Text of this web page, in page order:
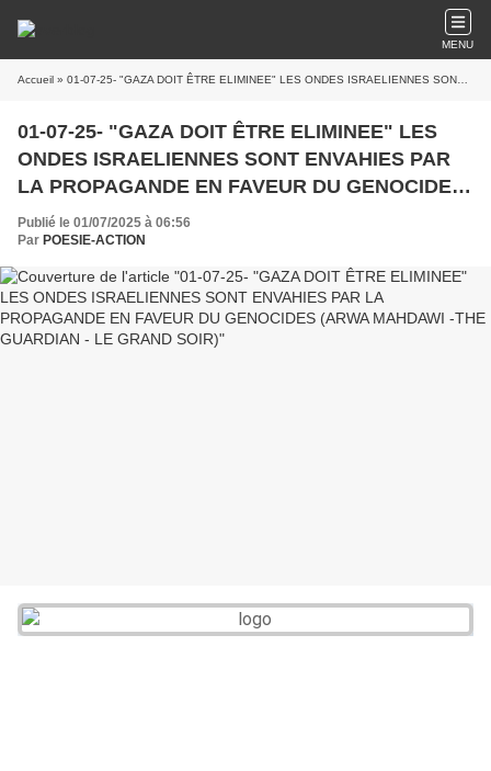
MENU
Accueil » 01-07-25- "GAZA DOIT ÊTRE ELIMINEE" LES ONDES ISRAELIENNES SONT ENVAHIES PAR LA PROPAGANDE EN FAVEUR DU GENOCIDES (ARWA MAHDAWI -THE GUARDIAN - LE GRAND SOIR)
01-07-25- "GAZA DOIT ÊTRE ELIMINEE" LES
ONDES ISRAELIENNES SONT ENVAHIES PAR
LA PROPAGANDE EN FAVEUR DU GENOCIDES
(ARWA MAHDAWI -THE GUARDIAN - LE GRAND
SOIR)
Publié le 01/07/2025 à 06:56
Par POESIE-ACTION